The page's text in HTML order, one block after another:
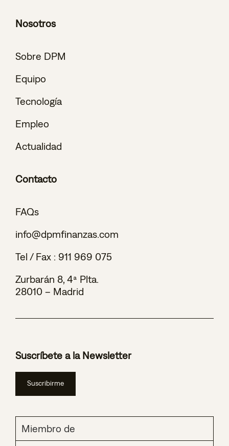
Nosotros
Sobre DPM
Equipo
Tecnología
Empleo
Actualidad
Contacto
FAQs
info@dpmfinanzas.com
Tel / Fax : 911 969 075
Zurbarán 8, 4ª Plta.
28010 – Madrid
Suscríbete a la Newsletter
Suscribirme
Miembro de